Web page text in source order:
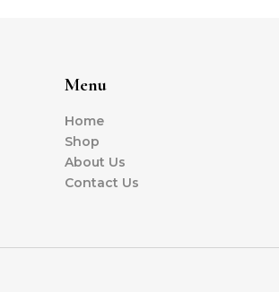
Menu
Home
Shop
About Us
Contact Us